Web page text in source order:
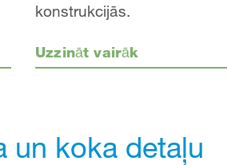
konstrukcijās.
Uzzināt vairāk
un koka detaļu